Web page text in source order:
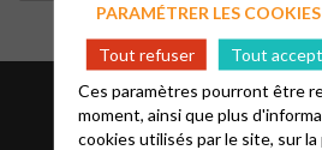
PARAMÉTRER LES COOKIES
Tout refuser
Tout
Ces paramètres pourront être
moment, ainsi que plus
cookies utilisés par le site, sur la